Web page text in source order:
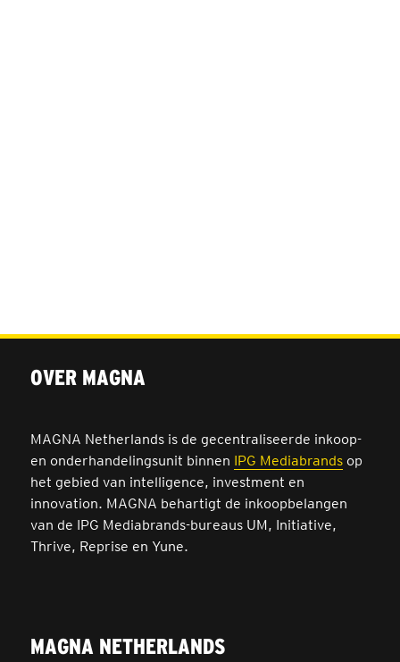
OVER MAGNA
MAGNA Netherlands is de gecentraliseerde inkoop-
en onderhandelingsunit binnen IPG Mediabrands op
het gebied van intelligence, investment en
innovation. MAGNA behartigt de inkoopbelangen
van de IPG Mediabrands-bureaus UM, Initiative,
Thrive, Reprise en Yune.
MAGNA NETHERLANDS